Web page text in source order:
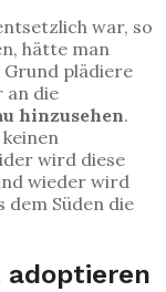
war, so
hätte man
Grund plädiere
an die
hinzusehen.
wird diese
wieder wird
Süden die